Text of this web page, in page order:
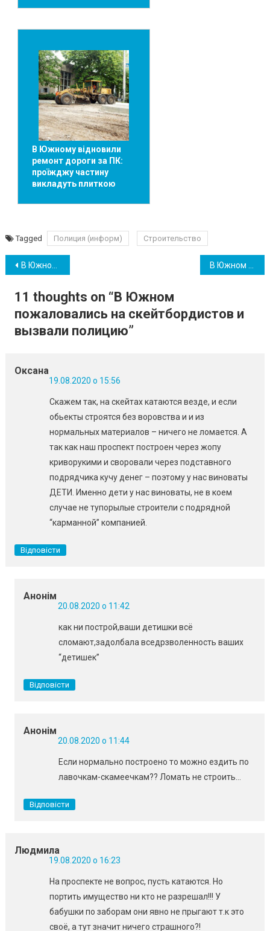
В Южному відновили
ремонт дороги за ПК:
проїжджу частину
викладуть плиткою
Tagged Полиция (информ) Строительство
Навігація
записів
В Южном запланировано празднование Дня Независимости в условиях карантина В Южном еще два случая COVID-19: количество заболевших увеличивается
11 thoughts on “ В Южном
пожаловались на скейтбордистов и
вызвали полицию”
Оксана
19.08.2020 о 15:56
Скажем так, на скейтах катаются везде, и если
обьекты строятся без воровства и и из
нормальных материалов – ничего не ломается. А
так как наш проспект построен через жопу
криворукими и своровали через подставного
подрядчика кучу денег – поэтому у нас виноваты
ДЕТИ. Именно дети у нас виноваты, не в коем
случае не тупорылые строители с подрядной
“карманной” компанией.
Відповісти
Анонім
20.08.2020 о 11:42
как ни построй,ваши детишки всё
сломают,задолбала вседрзволенность ваших
“детишек”
Відповісти
Анонім
20.08.2020 о 11:44
Если нормально построено то можно ездить по
лавочкам-скамеечкам?? Ломать не строить…
Відповісти
Людмила
19.08.2020 о 16:23
На проспекте не вопрос, пусть катаются. Но
портить имущество ни кто не разрешал!!! У
бабушки по заборам они явно не прыгают т.к это
своё, а тут значит ничего страшного?!